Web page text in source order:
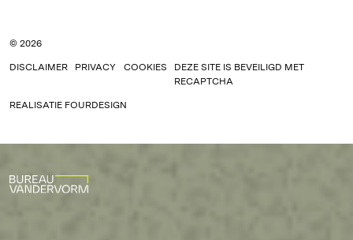
© 2026
DISCLAIMER PRIVACY COOKIES
DEZE SITE IS BEVEILIGD MET
RECAPTCHA
REALISATIE FOURDESIGN